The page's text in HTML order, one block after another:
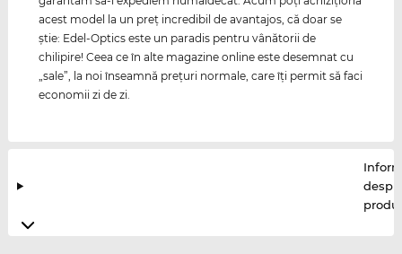
acest model la un preţ incredibil de avantajos, că doar se
ştie: Edel-Optics este un paradis pentru vânătorii de
chilipire! Ceea ce în alte magazine online este desemnat cu
„sale”, la noi înseamnă preţuri normale, care îţi permit să faci
economii zi de zi.